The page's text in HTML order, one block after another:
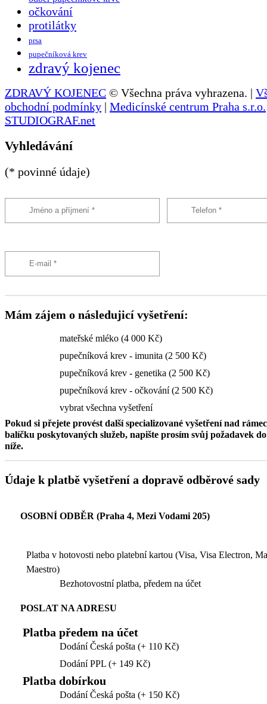
očkování
protilátky
prsa
pupečníková krev
zdravý kojenec
ZDRAVÝ KOJENEC © Všechna práva vyhrazena. |
obchodní podmínky | Medicínské centrum Praha s.r.o.
STUDIOGRAF.net
Vyhledávání
(* povinné údaje)
Mám zájem o následujicí vyšetření:
mateřské mléko (4 000 Kč)
pupečníková krev - imunita (2 500 Kč)
pupečníková krev - genetika (2 500 Kč)
pupečníková krev - očkování (2 500 Kč)
vybrat všechna vyšetření
Pokud si přejete provést další specializované vyšetření nad
balíčku poskytovaných služeb, napište prosím svůj požadavek
níže.
Údaje k platbě vyšetření a dopravě odběrové sady
OSOBNÍ ODBĚR (Praha 4, Mezi Vodami 205)
Platba v hotovosti nebo platební kartou (Visa, Visa Electron,
Maestro)
Bezhotovostní platba, předem na účet
POSLAT NA ADRESU
Platba předem na účet
Dodání Česká pošta (+ 110 Kč)
Dodání PPL (+ 149 Kč)
Platba dobírkou
Dodání Česká pošta (+ 150 Kč)